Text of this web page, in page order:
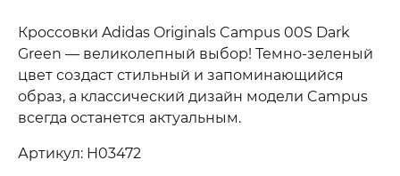
Кроссовки Adidas Originals Campus 00S Dark
Green — великолепный выбор! Темно-зеленый
цвет создаст стильный и запоминающийся
образ, а классический дизайн модели Campus
всегда останется актуальным.
Артикул: H03472